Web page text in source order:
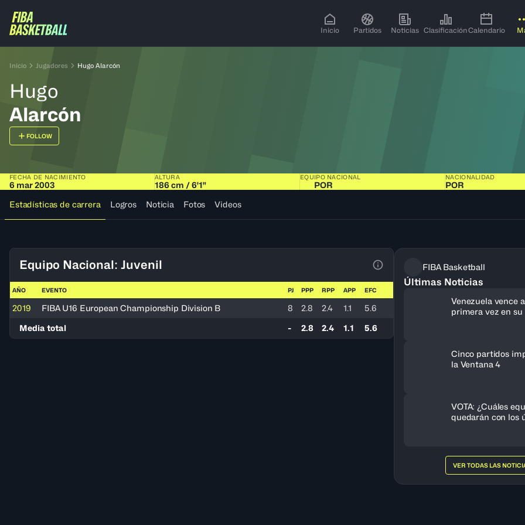
Inicio Partidos Noticias ClasificaciónCalendario
Inicio Jugadores Hugo Alarcón
Hugo
Alarcón
FOLLOW
FECHA DE NACIMIENTO
6 mar 2003
ALTURA
186 cm / 6'1"
EQUIPO NACIONAL
POR
NACIONALIDAD
POR
Estadísticas de carrera
Logros Noticia Fotos Videos
Equipo Nacional: Juvenil
Ver la leyenda
AÑO EVENTO PJ PPP RPP APP EFC
2019 FIBA U16 European Championship Division B 8 2.8 2.4 1.1
5.6
Media total
- 2.8 2.4 1.1 5.6
FIBA Basketball
Últimas Noticias
Venezuela vence
primera vez en
Cinco partidos
la Ventana 4
VOTA: ¿Cuáles
quedarán con los
VER TODAS LAS